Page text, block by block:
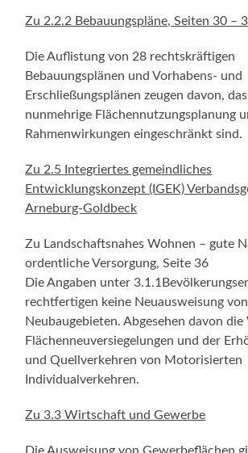
Zu 2.2.2 Bebauungspläne, Seiten 30 –
Die Auflistung von 28 rechtskräftigen
Bebauungsplänen und Vorhabens- und
Erschließungsplänen zeugen davon,
nunmehrige Flächennutzungsplanung
Rahmenwirkungen eingeschränkt sind.
Zu 2.5 Integriertes gemeindliches
Entwicklungskonzept (IGEK)
Arneburg-Goldbeck
Zu Landschaftsnahes Wohnen – gute
ordentliche Versorgung, Seite 36
Die Angaben unter
rechtfertigen keine Neuausweisung von
Neubaugebieten. Abgesehen davon
Flächenneuversiegelungen und der
und Quellverkehren von Motorisierten
Individualverkehren.
Zu 3.3 Wirtschaft und Gewerbe
Die Ausweisung von Gewerbeflächen